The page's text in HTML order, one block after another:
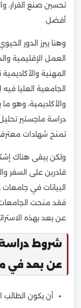
تحسين صنع القرار،
أفضل.
وهنا يبرز الدور
العمل الإقليمية
المهنية
الجامعية العليا
والأكاديمية، وهو
دراسة ماجستير
تمنح شهادات معترف
ولكن يبقى هناك
قادرين على السفر
البيانات في
فقد منحت الجامعات
عن بعد بهذه
شروط دراسة
عن بعد في
أن يكون الطالب